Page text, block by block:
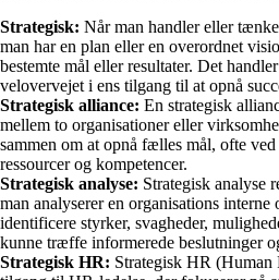
Strategisk: Når man handler eller
man har en plan eller en overordnet
bestemte mål eller resultater. Det
velovervejet i ens tilgang til at opnå
Strategisk alliance: En strategisk
mellem to organisationer eller
sammen om at opnå fælles mål, ofte
ressourcer og kompetencer.
Strategisk analyse: Strategisk analyse
man analyserer en organisations
identificere styrker, svagheder,
kunne træffe informerede beslutninger
Strategisk HR: Strategisk HR (Human